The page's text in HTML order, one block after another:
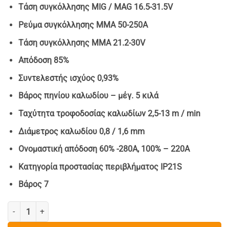
Τάση συγκόλλησης MIG / MAG 16.5-31.5V
Ρεύμα συγκόλλησης MMA 50-250A
Τάση συγκόλλησης MMA 21.2-30V
Απόδοση 85%
Συντελεστής ισχύος 0,93%
Βάρος πηνίου καλωδίου – μέγ. 5 κιλά
Ταχύτητα τροφοδοσίας καλωδίων 2,5-13 m / min
Διάμετρος καλωδίου 0,8 / 1,6 mm
Ονομαστική απόδοση 60% -280A, 100% – 220A
Κατηγορία προστασίας περιβλήματος IP21S
Βάρος 7
ΕΠΑΓΓΕΛΜΑΤΙΚΗ ΡΩΣΙΚΗ ΗΛΕΚΤΡΟΚΟΛΛΗΣΗ DRUZHBA Inverter